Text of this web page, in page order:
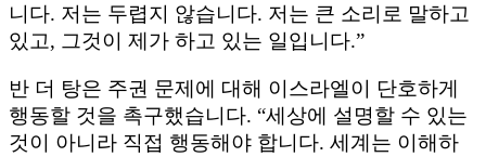
니다. 저는 두렵지 않습니다. 저는 큰 소리로 말하고
있고, 그것이 제가 하고 있는 일입니다.”
반 더 탕은 주권 문제에 대해 이스라엘이 단호하게
행동할 것을 촉구했습니다. “세상에 설명할 수 있는
것이 아니라 직접 행동해야 합니다. 세계는 이해하